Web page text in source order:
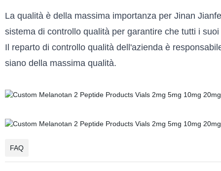
La qualità è della massima importanza per Jinan
sistema di controllo qualità per garantire che tutti i
Il reparto di controllo qualità dell'azienda è
siano della massima qualità.
FAQ